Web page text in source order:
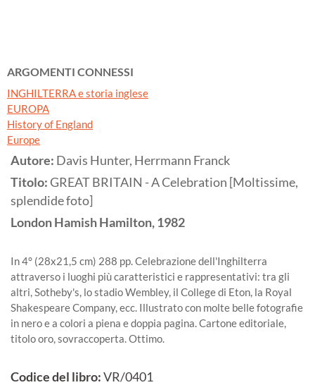
ARGOMENTI CONNESSI
INGHILTERRA e storia inglese
EUROPA
History of England
Europe
Autore: Davis Hunter, Herrmann Franck
Titolo:GREAT BRITAIN - A Celebration [Moltissime,
splendide foto]
LondonHamish Hamilton,1982
In 4° (28x21,5 cm) 288 pp. Celebrazione dell'Inghilterra
attraverso i luoghi più caratteristici e rappresentativi: tra gli
altri, Sotheby's, lo stadio Wembley, il College di Eton, la Royal
Shakespeare Company, ecc. Illustrato con molte belle fotografie
in nero e a colori a piena e doppia pagina. Cartone editoriale,
titolo oro, sovraccoperta. Ottimo.
Codice del libro:VR/0401